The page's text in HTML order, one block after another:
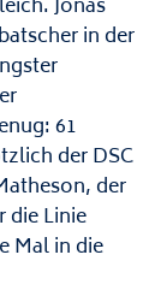
Jonas
in der
61
der DSC
der
die Linie
Mal in die